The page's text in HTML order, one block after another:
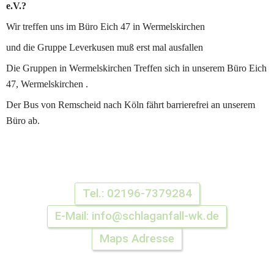
e.V.?
Wir treffen uns im Büro Eich 47 in Wermelskirchen
und die Gruppe Leverkusen muß erst mal ausfallen
Die Gruppen in Wermelskirchen Treffen sich in unserem Büro Eich
47, Wermelskirchen .
Der Bus von Remscheid nach Köln fährt barrierefrei an unserem
Büro ab.
Tel.: 02196-7379284
E-Mail: info@schlaganfall-wk.de
Maps Adresse